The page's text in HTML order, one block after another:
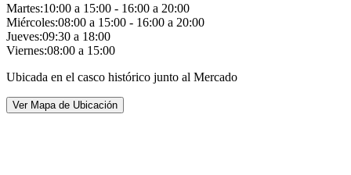
Martes:10:00 a 15:00 - 16:00 a 20:00
Miércoles:08:00 a 15:00 - 16:00 a 20:00
Jueves:09:30 a 18:00
Viernes:08:00 a 15:00
Ubicada en el casco histórico junto al Mercado
Ver Mapa de Ubicación